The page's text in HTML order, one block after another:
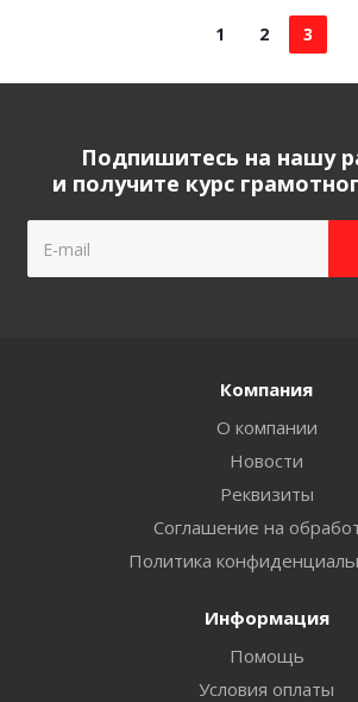
1 2 3
Подпишитесь на нашу
и получите курс
Компания
О компании
Новости
Реквизиты
Соглашение на
Политика
Информация
Помощь
Условия оплаты